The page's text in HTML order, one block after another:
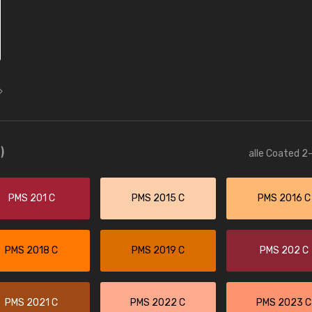
alle Coated
PMS 201 C PMS 2015 C PMS 2016 C
PMS 2018 C PMS 2019 C PMS 202 C
PMS 2021 C PMS 2022 C PMS 2023 C